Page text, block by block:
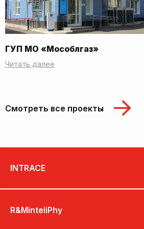
ГУП МО «Мособлгаз»
Читать далее
Смотреть все проекты
INTRACE
R&MinteliPhy